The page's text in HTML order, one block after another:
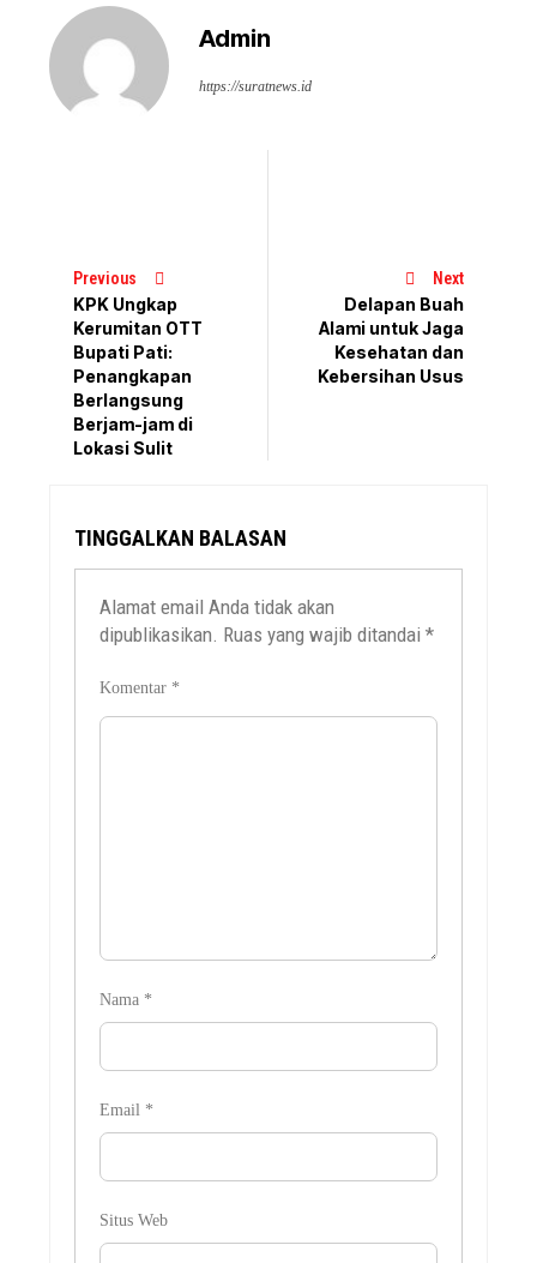
Admin
https://suratnews.id
Previous
KPK Ungkap
Kerumitan OTT
Bupati Pati:
Penangkapan
Berlangsung
Berjam-jam di
Lokasi Sulit
Next
Delapan Buah
Alami untuk Jaga
Kesehatan dan
Kebersihan Usus
TINGGALKAN BALASAN
Alamat email Anda tidak akan
dipublikasikan. Ruas yang wajib ditandai*
Komentar *
Nama *
Email *
Situs Web